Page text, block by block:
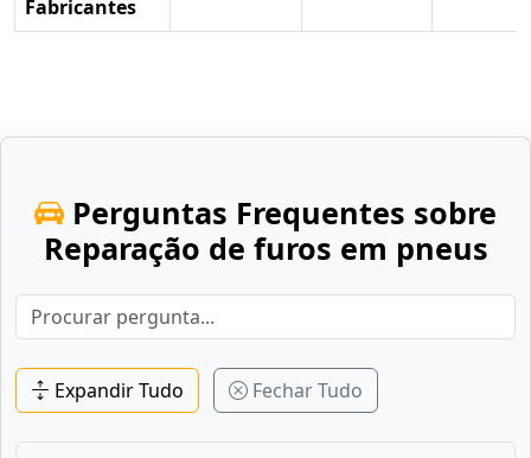
Fabricantes
Perguntas Frequentes sobre
Reparação de furos em pneus
Expandir Tudo Fechar Tudo